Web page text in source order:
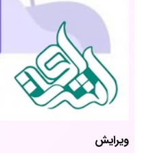
ویرایش